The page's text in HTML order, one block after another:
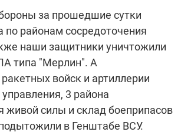
за прошедшие сутки
по районам сосредоточения
наши защитники уничтожили
типа "Мерлин". А
войск и артиллерии
3 района
живой силы и склад боеприпасов
в Генштабе ВСУ.